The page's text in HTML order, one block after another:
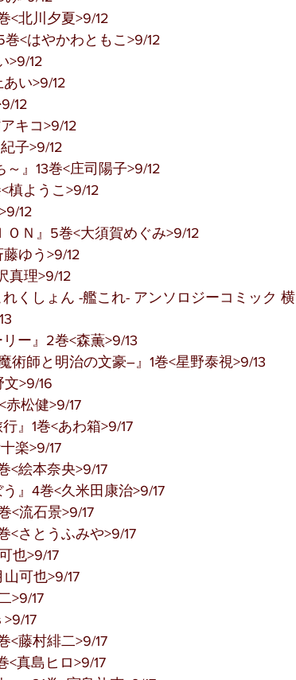
<北川夕夏>9/12
<はやかわともこ>9/12
>9/12
い>9/12
12
キコ>9/12
子>9/12
』13巻<庄司陽子>9/12
槙ようこ>9/12
12
Ｎ』5巻<大須賀めぐみ>9/12
ゆう>9/12
真理>9/12
くしょん -艦これ- アンソロジーコミック 横
ー』2巻<森薫>9/13
師と明治の文豪―』1巻<星野泰視>9/13
>9/16
松健>9/17
』1巻<あわ箱>9/17
楽>9/17
<絵本奈央>9/17
』4巻<久米田康治>9/17
<流石景>9/17
<さとうふみや>9/17
也>9/17
可也>9/17
>9/17
17
<藤村緋二>9/17
真島ヒロ>9/17